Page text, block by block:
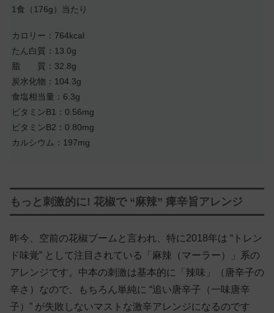
1食（176g）当たり
カロリー：764kcal
たん白質：13.0g
脂 質：32.8g
炭水化物：104.3g
食塩相当量：6.3g
ビタミンB1：0.56mg
ビタミンB2：0.80mg
カルシウム：197mg
もっと刺激的に! 花椒で “麻辣” 痺辛旨アレンジ
昨今、空前の花椒ブームと言われ、特に2018年は “トレン
ド味覚” として注目されている「麻辣（マーラー）」系の
アレンジです。中本の刺激は基本的に「辣味」（唐辛子の
辛さ）なので、もちろん単純に “追い唐辛子（一味唐辛
子）” が失敗しないマストな激辛アレンジになるのです